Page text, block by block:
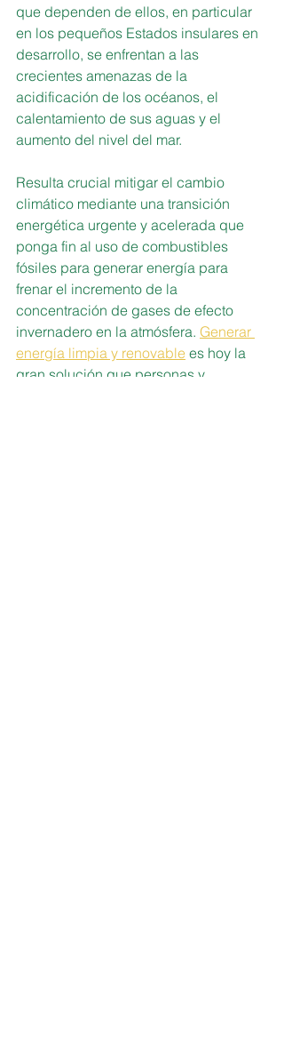
que dependen de ellos, en particular
en los pequeños Estados insulares en
desarrollo, se enfrentan a las
crecientes amenazas de la
acidificación de los océanos, el
calentamiento de sus aguas y el
aumento del nivel del mar.
Resulta crucial mitigar el cambio
climático mediante una transición
energética urgente y acelerada que
ponga fin al uso de combustibles
fósiles para generar energía para
frenar el incremento de la
concentración de gases de efecto
invernadero en la atmósfera. Generar
energía limpia y renovable es hoy la
gran solución que personas y